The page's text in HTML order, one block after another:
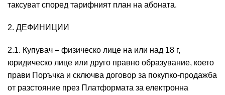
таксуват според тарифният план на абоната.
2. ДЕФИНИЦИИ
2.1. Купувач – физическо лице на или над 18 г,
юридическо лице или друго правно образувание, което
прави Поръчка и сключва договор за покупко-продажба
от разстояние през Платформата за електронна